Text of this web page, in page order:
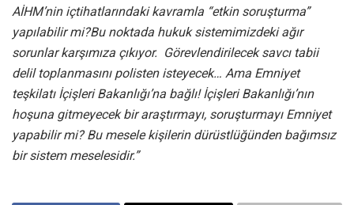
AİHM’nin içtihatlarındaki kavramla “etkin soruşturma”
yapılabilir mi?Bu noktada hukuk sistemimizdeki ağır
sorunlar karşımıza çıkıyor. Görevlendirilecek savcı tabii
delil toplanmasını polisten isteyecek… Ama Emniyet
teşkilatı İçişleri Bakanlığı’na bağlı! İçişleri Bakanlığı’nın
hoşuna gitmeyecek bir araştırmayı, soruşturmayı Emniyet
yapabilir mi? Bu mesele kişilerin dürüstlüğünden bağımsız
bir sistem meselesidir.”